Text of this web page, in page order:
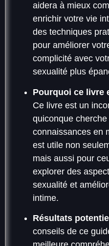
aidera à mieux
enrichir votre vie
des techniques
pour améliorer
complicité avec
sexualité plus
Pourquoi ce livre
Ce livre est un
quiconque
connaissances en
est utile non
mais aussi pour
explorer des
sexualité et
intime.
Résultats
conseils de ce